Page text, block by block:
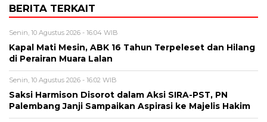
BERITA TERKAIT
Senin, 10 Agustus 2026 - 16:04 WIB
Kapal Mati Mesin, ABK 16 Tahun Terpeleset dan Hilang
di Perairan Muara Lalan
Senin, 10 Agustus 2026 - 16:02 WIB
Saksi Harmison Disorot dalam Aksi SIRA-PST, PN
Palembang Janji Sampaikan Aspirasi ke Majelis Hakim